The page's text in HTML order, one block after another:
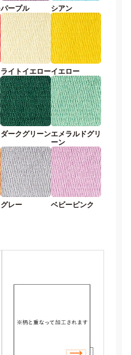
パープル シアン
ライトイエローイエロー
ダークグリーンエメラルドグリ
ーン
グレー ベビーピンク